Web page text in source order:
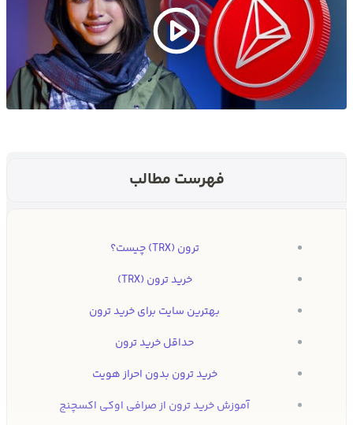
فهرست مطالب
ترون (TRX) چیست؟
خرید ترون (TRX)
بهترین سایت برای خرید ترون
حداقل خرید ترون
خرید ترون بدون احراز هویت
آموزش خرید ترون از صرافی اوکی اکسچنج